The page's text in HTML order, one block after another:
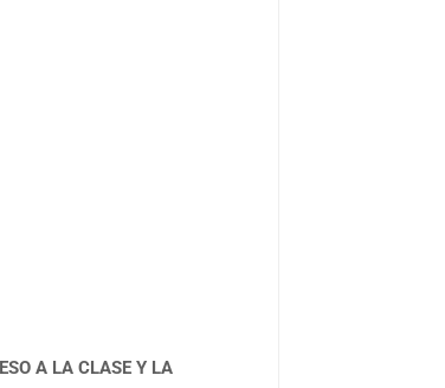
A LA CLASE Y LA